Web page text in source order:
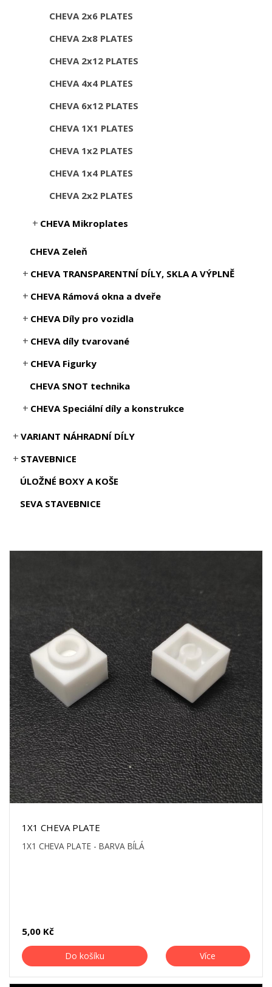
1X1 CHEVA PLATE
1X1 CHEVA PLATE - BARVA BÍLÁ
5,00 Kč
Do košíku Více
CHEVA 2x6 PLATES
CHEVA 2x8 PLATES
CHEVA 2x12 PLATES
CHEVA 4x4 PLATES
CHEVA 6x12 PLATES
CHEVA 1X1 PLATES
CHEVA 1x2 PLATES
CHEVA 1x4 PLATES
CHEVA 2x2 PLATES
CHEVA Mikroplates
CHEVA Zeleň
CHEVA TRANSPARENTNÍ DÍLY, SKLA A VÝPLNĚ
CHEVA Rámová okna a dveře
CHEVA Díly pro vozidla
CHEVA díly tvarované
CHEVA Figurky
CHEVA SNOT technika
CHEVA Speciální díly a konstrukce
VARIANT NÁHRADNÍ DÍLY
STAVEBNICE
ÚLOŽNÉ BOXY A KOŠE
SEVA STAVEBNICE